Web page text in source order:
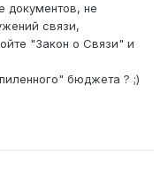
документов, не
связи,
"Закон о Связи" и
бюджета ? ;)